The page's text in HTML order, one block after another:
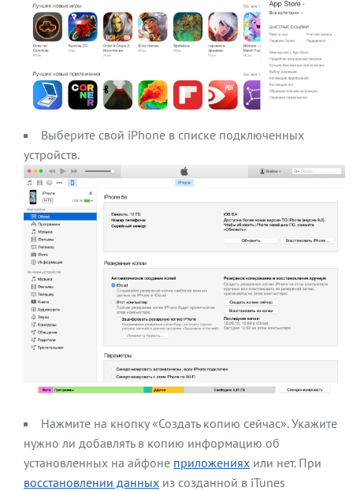
Выберите свой iPhone в списке подключенных
устройств.
Нажмите на кнопку «Создать копию сейчас». Укажите
нужно ли добавлять в копию информацию об
установленных на айфоне приложениях или нет. При
восстановлении данных из созданной в iTunes